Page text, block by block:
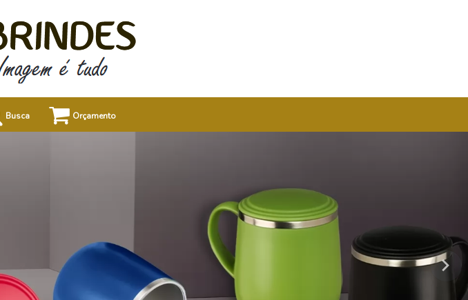
Busca Orçamento